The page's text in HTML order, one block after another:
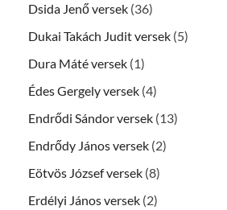
Dsida Jenő versek (36)
Dukai Takách Judit versek (5)
Dura Máté versek (1)
Édes Gergely versek (4)
Endrődi Sándor versek (13)
Endrődy János versek (2)
Eötvös József versek (8)
Erdélyi János versek (2)